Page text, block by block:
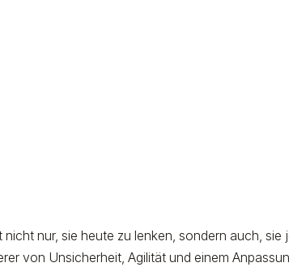
nur, sie heute zu lenken, sondern auch,
von Unsicherheit, Agilität und einem